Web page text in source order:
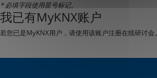
* 必填字段使用星号标记。
我已有MyKNX账户
若您已是MyKNX用户，请使用该账户注册在线研讨会。